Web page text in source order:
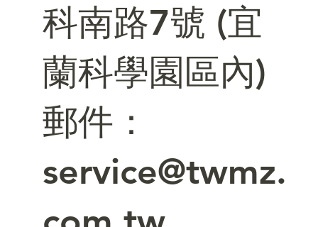
科南路7號 (宜
蘭科學園區內)
郵件：
service@twmz.